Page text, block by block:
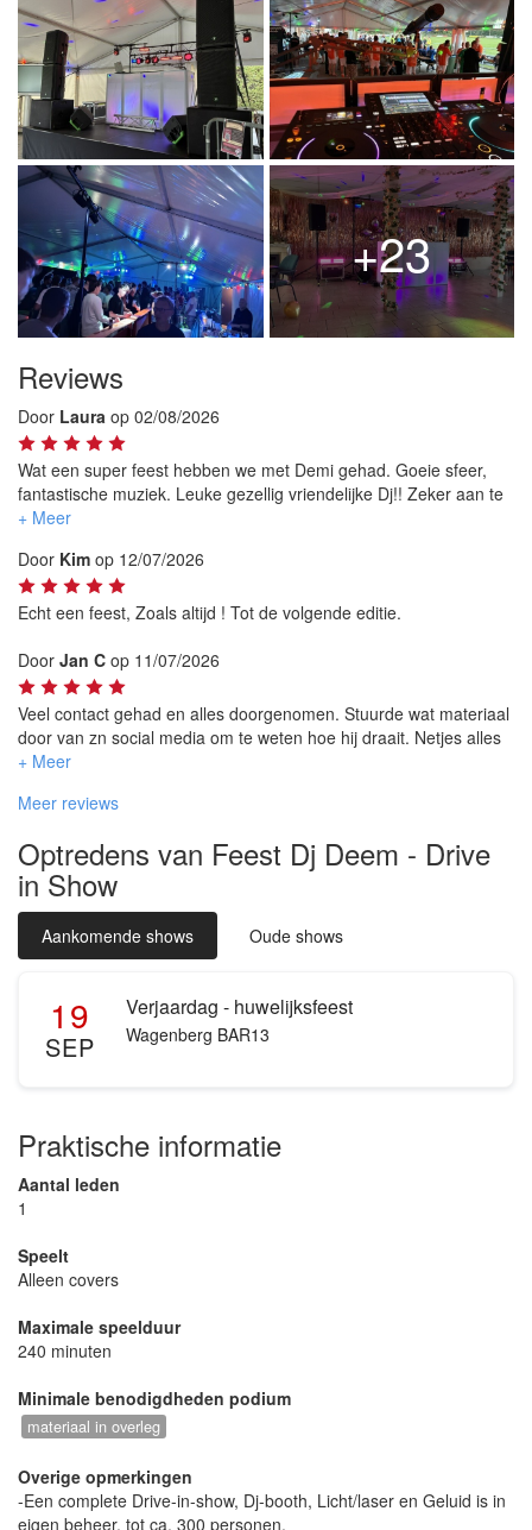
+23
Reviews
Door Laura op 02/08/2026
Wat een super feest hebben we met Demi gehad. Goeie sfeer,
fantastische muziek. Leuke gezellig vriendelijke Dj!! Zeker aan te
raden en we gaan Demi zeker nog een keer boeken!
Door Kim op 12/07/2026
Echt een feest, Zoals altijd ! Tot de volgende editie.
Door Jan C op 11/07/2026
Veel contact gehad en alles doorgenomen. Stuurde wat materiaal
door van zn social media om te weten hoe hij draait. Netjes alles
afgehandeld en heeft er een prachtig huwelijksfeest van gemaakt
Meer reviews
Optredens van Feest Dj Deem - Drive
in Show
Aankomende shows Oude shows
19
SEP
Verjaardag - huwelijksfeest
Wagenberg BAR13
Praktische informatie
Aantal leden
1
Speelt
Alleen covers
Maximale speelduur
240 minuten
Minimale benodigdheden podium
materiaal in overleg
Overige opmerkingen
-Een complete Drive-in-show, Dj-booth, Licht/laser en Geluid is in
eigen beheer, tot ca. 300 personen.